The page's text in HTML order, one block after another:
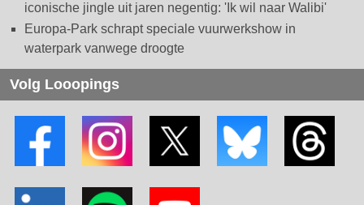
iconische jingle uit jaren negentig: 'Ik wil naar Walibi'
Europa-Park schrapt speciale vuurwerkshow in
waterpark vanwege droogte
Volg Looopings